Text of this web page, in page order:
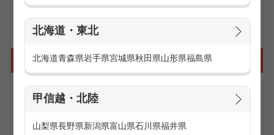
北海道・東北
北海道青森県岩手県宮城県秋田県山形県福島県
甲信越・北陸
山梨県長野県新潟県富山県石川県福井県
携帯販売の仕事に向いている人は？
■社交的で接客が好きな人
小学生からご年配の方まで誰もが持っている携帯電話やスマ
店します。1日の大半が接客業務なので様々な人と関わるこ